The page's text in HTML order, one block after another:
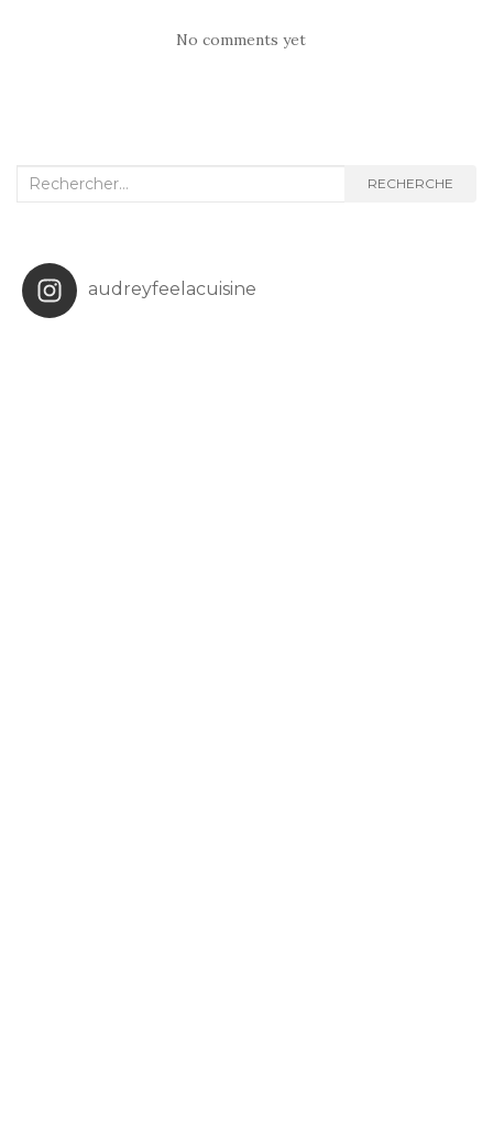
No comments yet
Recherche
RECHERCHE
audreyfeelacuisine